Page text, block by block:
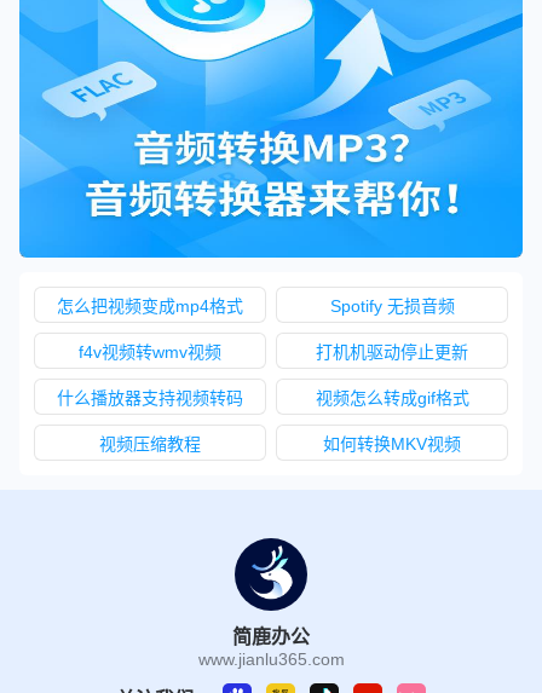
怎么把视频变成mp4格式 Spotify 无损音频
f4v视频转wmv视频 打机机驱动停止更新
什么播放器支持视频转码 视频怎么转成gif格式
视频压缩教程 如何转换MKV视频
简鹿办公
www.jianlu365.com